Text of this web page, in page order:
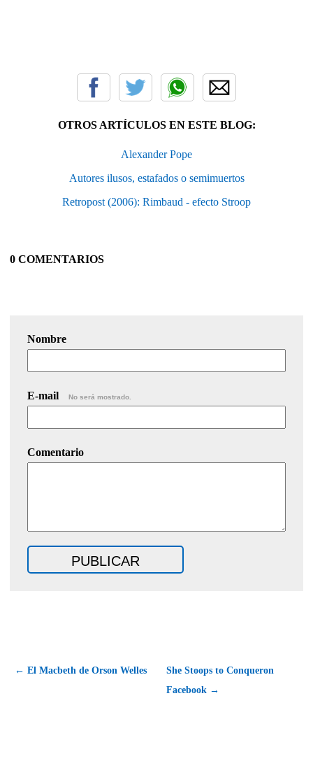
OTROS ARTÍCULOS EN ESTE BLOG:
Alexander Pope
Autores ilusos, estafados o semimuertos
Retropost (2006): Rimbaud - efecto Stroop
0 COMENTARIOS
Nombre
E-mail No será mostrado.
Comentario
← El Macbeth de Orson Welles
She Stoops to Conqueron
Facebook →